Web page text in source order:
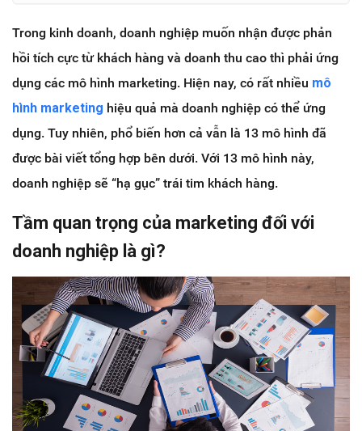
Trong kinh doanh, doanh nghiệp muốn nhận được phản
hồi tích cực từ khách hàng và doanh thu cao thì phải ứng
dụng các mô hình marketing. Hiện nay, có rất nhiều mô
hình marketing hiệu quả mà doanh nghiệp có thể ứng
dụng. Tuy nhiên, phổ biến hơn cả vẫn là 13 mô hình đã
được bài viết tổng hợp bên dưới. Với 13 mô hình này,
doanh nghiệp sẽ “hạ gục” trái tim khách hàng.
Tầm quan trọng của marketing đối với
doanh nghiệp là gì?